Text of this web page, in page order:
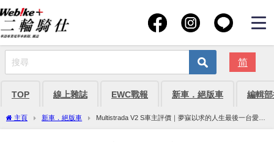
简
TOP 線上雜誌 EWC戰報 新車．絕版車 編輯
主頁 新車．絕版車
Multistrada V2 S車主評價｜夢寐以求的人生最後一台愛車
外型帥氣動力充沛騎乘舒適【Webike愛車精選】